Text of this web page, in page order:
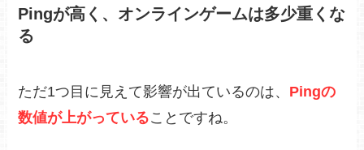
Pingが高く、オンラインゲームは多少重くな
る
ただ1つ目に見えて影響が出ているのは、 Pingの
数値が上がっていることですね。